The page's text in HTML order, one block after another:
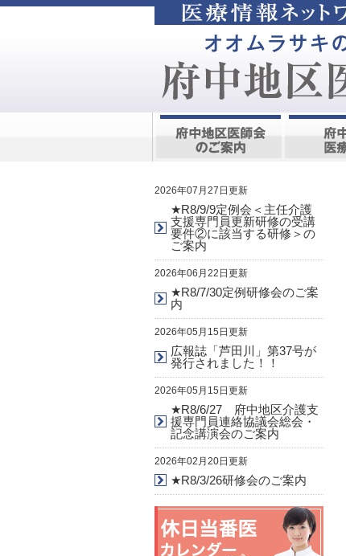
2026年07月27日更新
★R8/9/9定例会＜主任介護
支援専門員更新研修の受講
要件②に該当する研修＞の
ご案内
2026年06月22日更新
★R8/7/30定例研修会のご案
内
2026年05月15日更新
広報誌「芦田川」第37号が
発行されました！！
2026年05月15日更新
★R8/6/27 府中地区介護支
援専門員連絡協議会総会・
記念講演会のご案内
2026年02月20日更新
★R8/3/26研修会のご案内